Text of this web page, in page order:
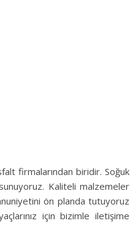
firmalarından biridir. Soğuk
Kaliteli malzemeler
ön planda tutuyoruz
için bizimle iletişime